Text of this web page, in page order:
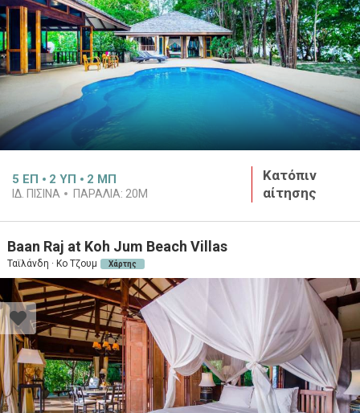
5 ΕΠ 2 ΥΠ 2 ΜΠ
ΙΔ. ΠΙΣΙΝΑ ΠΑΡΑΛΙΑ: 20M
Κατόπιν
αίτησης
Baan Raj at Koh Jum Beach Villas
Ταϊλάνδη · Κο Τζουμ Χάρτης